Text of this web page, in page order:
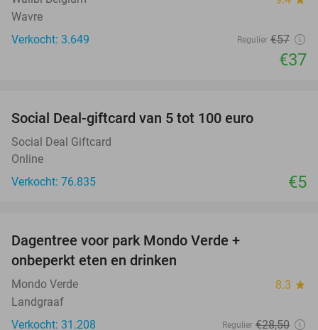
Wavre
Verkocht: 3.649
Regulier €57
€37
Social Deal-giftcard van 5 tot 100 euro
Social Deal Giftcard
Online
Verkocht: 76.835
€5
Dagentree voor park Mondo Verde +
onbeperkt eten en drinken
Mondo Verde 8.3 star
Landgraaf
Verkocht: 31.208
Regulier €28,50